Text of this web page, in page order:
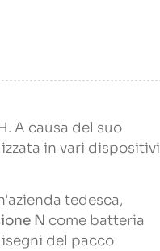
A causa del suo
in vari dispositivi
tedesca,
N come batteria
del pacco